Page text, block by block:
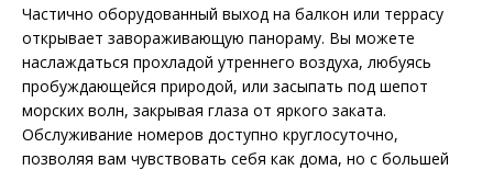
Частично оборудованный выход на балкон или террасу
открывает завораживающую панораму. Вы можете
наслаждаться прохладой утреннего воздуха, любуясь
пробуждающейся природой, или засыпать под шепот
морских волн, закрывая глаза от яркого заката.
Обслуживание номеров доступно круглосуточно,
позволяя вам чувствовать себя как дома, но с большей